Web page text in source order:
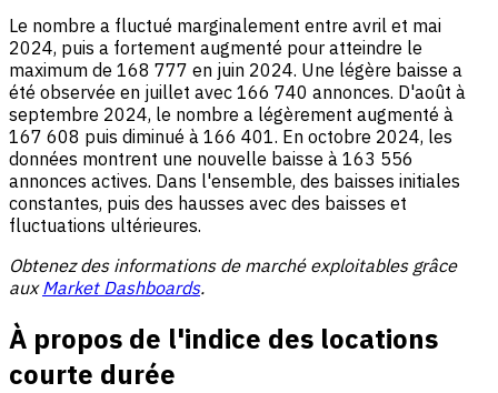
Le nombre a fluctué marginalement entre avril et mai
2024, puis a fortement augmenté pour atteindre le
maximum de 168 777 en juin 2024. Une légère baisse a
été observée en juillet avec 166 740 annonces. D'août à
septembre 2024, le nombre a légèrement augmenté à
167 608 puis diminué à 166 401. En octobre 2024, les
données montrent une nouvelle baisse à 163 556
annonces actives. Dans l'ensemble, des baisses initiales
constantes, puis des hausses avec des baisses et
fluctuations ultérieures.
Obtenez des informations de marché exploitables grâce
auxMarket Dashboards.
À propos de l'indice des locations
courte durée